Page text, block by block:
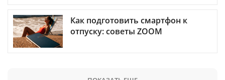
Как подготовить смартфон к
отпуску: советы ZOOM